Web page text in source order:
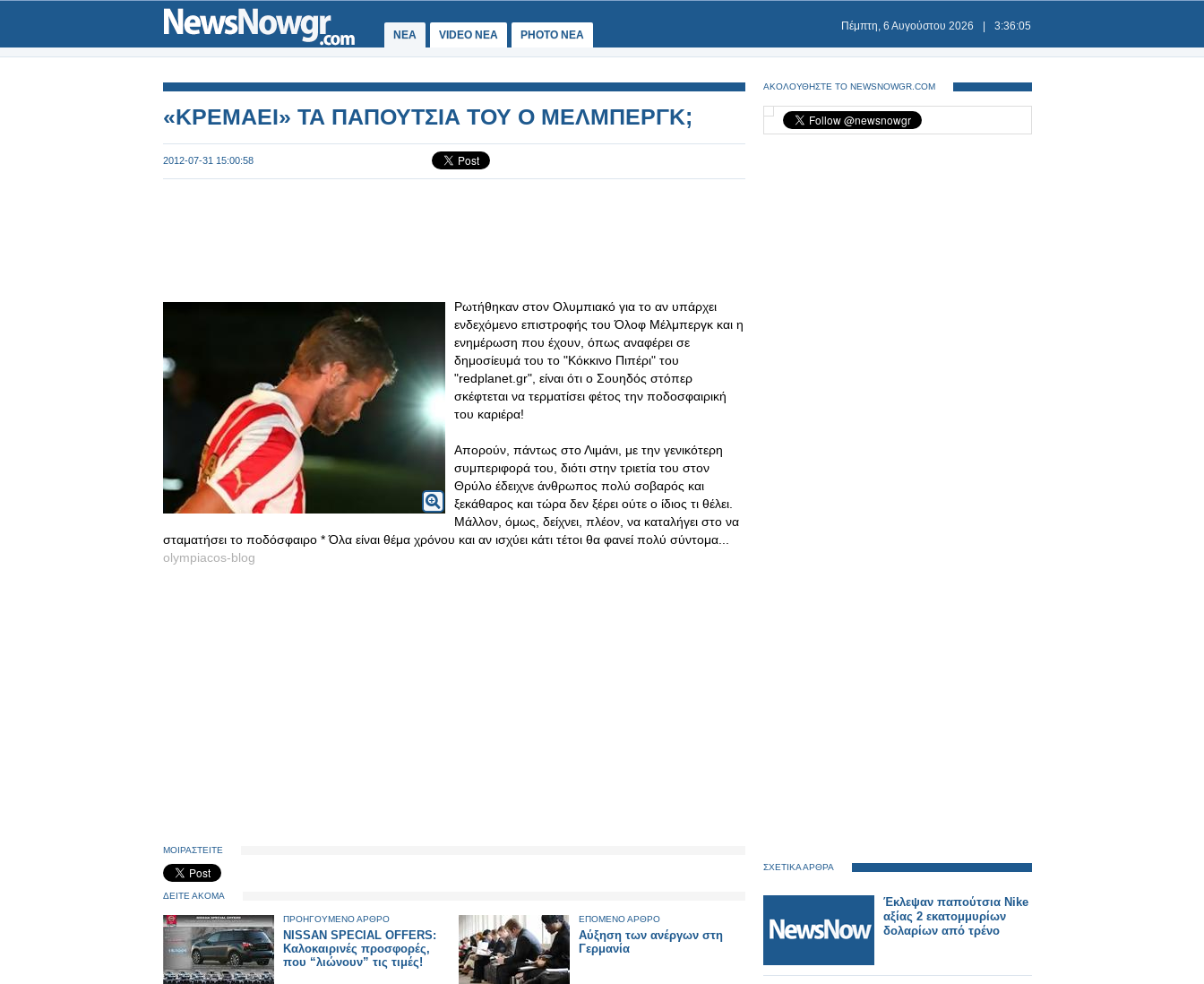
ΝΕΑ VIDEO NEA PHOTO NEA
Πέμπτη, 6 Αυγούστου 2026 3:36:06
«ΚΡΕΜΑΕΙ» ΤΑ ΠΑΠΟΥΤΣΙΑ ΤΟΥ Ο ΜΕΛΜΠΕΡΓΚ;
2012-07-31 15:00:58
Ρωτήθηκαν στον Ολυμπιακό για το αν υπάρχει
ενδεχόμενο επιστροφής του Όλοφ Μέλμπεργκ και η
ενημέρωση που έχουν, όπως αναφέρει σε
δημοσίευμά του το "Κόκκινο Πιπέρι" του
"redplanet.gr", είναι ότι ο Σουηδός στόπερ
σκέφτεται να τερματίσει φέτος την ποδοσφαιρική
του καριέρα!
Απορούν, πάντως στο Λιμάνι, με την γενικότερη
συμπεριφορά του, διότι στην τριετία του στον
Θρύλο έδειχνε άνθρωπος πολύ σοβαρός και
ξεκάθαρος και τώρα δεν ξέρει ούτε ο ίδιος τι θέλει.
Μάλλον, όμως, δείχνει, πλέον, να καταλήγει στο να
σταματήσει το ποδόσφαιρο * Όλα είναι θέμα χρόνου και αν ισχύει κάτι τέτοι θα φανεί πολύ σύντομα...
olympiacos-blog
ΜΟΙΡΑΣΤΕΙΤΕ
ΔΕΙΤΕ ΑΚΟΜΑ
ΠΡΟΗΓΟΥΜΕΝΟ ΑΡΘΡΟ
NISSAN SPECIAL OFFERS:
Καλοκαιρινές προσφορές,
που “λιώνουν” τις τιμές!
ΕΠΟΜΕΝΟ ΑΡΘΡΟ
Αύξηση των ανέργων στη
Γερμανία
ΑΚΟΛΟΥΘΗΣΤΕ ΤΟ NEWSNOWGR.COM
ΣΧΕΤΙΚΑ ΑΡΘΡΑ
Έκλεψαν παπούτσια Nike
αξίας 2 εκατομμυρίων
δολαρίων από τρένο